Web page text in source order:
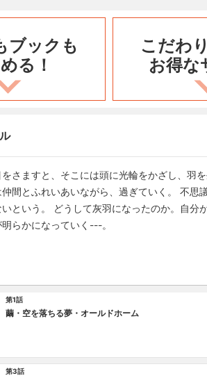
ブックも
る！
こだわ
お得な
さますと、そこには頭に光輪をかざし、羽
間とふれいあいながら、過ぎていく。 不
という。 どうして灰羽になったのか。自
らかになっていく---。
第1話
繭・空を落ちる夢・オールドホーム
第3話